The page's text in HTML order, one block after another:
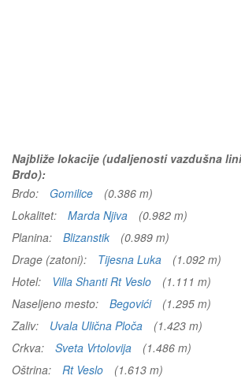
Najbliže lokacije (udaljenosti vazdušna
Brdo):
Brdo:
Gomilice
(0.386 m)
Lokalitet:
Marda Njiva
(0.982 m)
Planina:
Blizanstik
(0.989 m)
Drage (zatoni):
Tijesna Luka
(1.092 m)
Hotel:
Villa Shanti Rt Veslo
(1.111 m)
Naseljeno mesto:
Begovići
(1.295 m)
Zaliv:
Uvala Ulična Ploča
(1.423 m)
Crkva:
Sveta Vrtolovija
(1.486 m)
Oštrina:
Rt Veslo
(1.613 m)